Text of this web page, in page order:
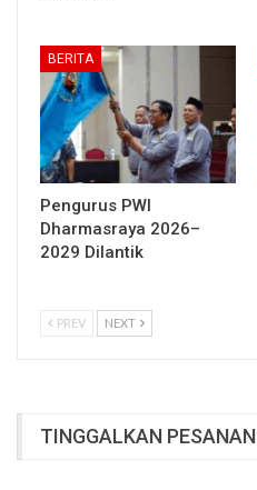
BERITA
Pengurus PWI
Dharmasraya 2026–
2029 Dilantik
PREV NEXT
TINGGALKAN PESANAN